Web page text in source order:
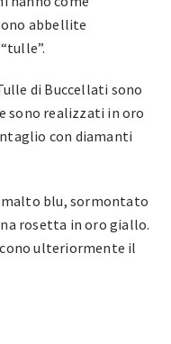
abbellite
di Buccellati sono
sono realizzati in oro
con diamanti
blu, sormontato
rosetta in oro giallo.
ulteriormente il